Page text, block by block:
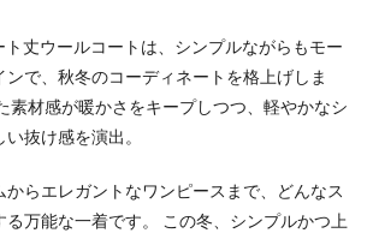
ト丈ウールコートは、シンプルながらもモー
ンで、秋冬のコーディネートを格上げしま
素材感が暖かさをキープしつつ、軽やかなシ
抜け感を演出。
からエレガントなワンピースまで、どんなス
る万能な一着です。 この冬、シンプルかつ上